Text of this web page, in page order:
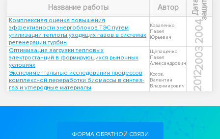
Название работы Автор Д
а
т
а
з
а
щ
и
т ы
Комплексная оценка повышения
эффективности энергоблоков ТЭС путем
утилизации теплоты уходящих газов в системах
регенерации турбин
Коваленко,
Павел
Юрьевич
2004
Оптимизация загрузки тепловых
электростанций в формирующихся рыночных
условиях
Щепащенко,
Павел
Александрович
2003
Экспериментальные исследования процессов
комплексной переработки биомассы в синтез-
газ и углеродные материалы
Косов,
Валентин
Владимирович
2012
ФОРМА ОБРАТНОЙ СВЯЗИ